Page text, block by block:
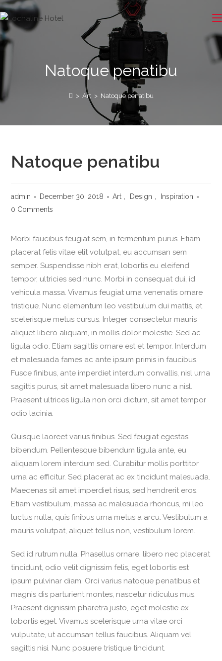
Natoque penatibu
> Art > Natoque penatibu
Natoque penatibu
admin December 30, 2018 Art Design
Inspiration
0 Comments
Morbi faucibus feugiat sem, in fermentum purus. Etiam
placerat felis vitae elit volutpat, eu accumsan sem
semper. Suspendisse nibh erat, lobortis eu eleifend
tempor, ultricies sed nunc. Morbi in consequat dui, id
vehicula massa. Vivamus feugiat urna venenatis ornare
tristique. Nunc elementum leo vestibulum dui mattis, et
scelerisque metus cursus. Integer consectetur mauris
aliquet libero aliquam, in mollis dolor molestie. Sed ac
ligula odio. Etiam sagittis ornare est et tempor. Interdum
et malesuada fames ac ante ipsum primis in faucibus.
Fusce finibus, ante imperdiet interdum convallis, nisl urna
sagittis purus, sit amet malesuada libero nunc a nisl.
Praesent ultrices ligula non orci dictum, sit amet tempor
odio lacinia.
Quisque laoreet varius finibus. Sed feugiat egestas
bibendum. Pellentesque bibendum ligula ante, eu
aliquam lorem interdum sed. Curabitur mollis porttitor
urna ac efficitur. Sed placerat ac ex tincidunt malesuada.
Maecenas sit amet imperdiet risus, sed hendrerit eros.
Etiam vestibulum, massa ac malesuada rhoncus, mi leo
luctus nulla, quis finibus urna metus a arcu. Vestibulum a
mauris volutpat, aliquet tellus non, vestibulum lorem.
Sed id rutrum nulla. Phasellus ornare, libero nec placerat
tincidunt, odio velit dignissim felis, eget lobortis est
ipsum pulvinar diam. Orci varius natoque penatibus et
magnis dis parturient montes, nascetur ridiculus mus.
Praesent dignissim pharetra justo, eget molestie ex
lobortis eget. Vivamus scelerisque urna vitae orci
vulputate, ut accumsan tellus faucibus. Aliquam vel
sagittis nisi. Nunc posuere tristique tincidunt.